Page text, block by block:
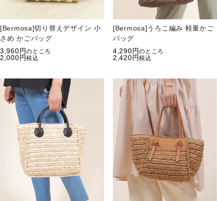
[Bermosa]切り替えデザイン 小
さめ かごバッグ
3,960
のところ
2,000 税込
[Bermosa]うろこ編み 軽量かご
バッグ
4,290
のところ
2,420 税込